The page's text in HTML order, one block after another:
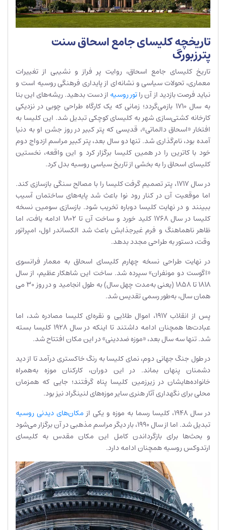
تاریخچه کلیسای جامع اسحاق سنت
پترزبورگ
تاریخ کلیسای جامع اسحاق، روایت پر فراز و نشیبی از تغییرات
معماری، تحولات سیاسی و نشانه‌ای از پایداری فرهنگی روسیه است و
نباید فرصت بازدید از آن راتور روسيه از دست بدهید. ریشه‌های این بنا
به سال ۱۷۱۰ بازمی‌گردد؛ زمانی که یک کارگاه طراحی چوبی در نزدیکی
کارخانه کشتی‌سازی شهر به کلیسای کوچکی تبدیل شد. این کلیسا به
افتخار «اسحاق دالماتی»، قدیسی که پتر کبیر در روز جشن او به دنیا
آمده بود، نام‌گذاری شد. تنها دو سال بعد، پتر کبیر مراسم ازدواج دوم
خود با کاترین را در همین کلیسا برگزار کرد و این واقعه، نخستین
کلیسای اسحاق را به بخشی از تاریخ سیاسی روسیه بدل کرد.
در سال ۱۷۱۷، پتر تصمیم گرفت کلیسا را با مصالح سنگی بازسازی کند.
اما موقعیت آن در کنار رود نوا باعث شد پایه‌های ساختمان آسیب
ببینند و در نهایت کلیسا دوباره تخریب شود. بازسازی سومین نسخه‌
کلیسا در سال ۱۷۶۸ کلید خورد و ساخت آن تا ۱۸۰۲ ادامه یافت، اما
ظاهر ناهماهنگ و فرم غیرجذابش باعث شد الکساندر اول، امپراتور
وقت، دستور به طراحی مجدد بدهد.
در نهایت طراحی نسخه چهارم کلیسای اسحاق به معمار فرانسوی
«اگوست دو مونفران» سپرده شد. ساخت این شاهکار عظیم، از سال
۱۸۱۸ تا ۱۸۵۸ (یعنی به‌مدت چهل سال) به طول انجامید و در روز ۳۰ می
همان سال، به‌طور رسمی تقدیس شد.
پس از انقلاب ۱۹۱۷، اموال طلایی و نقره‌ای کلیسا مصادره شد، اما
عبادت‌ها همچنان ادامه داشتند تا اینکه در سال ۱۹۲۸ کلیسا بسته
شد. تنها سه سال بعد، «موزه ضد‌دینی» در این مکان افتتاح شد.
در طول جنگ جهانی دوم، نمای کلیسا به رنگ خاکستری درآمد تا از دید
دشمنان پنهان بماند. در این دوران، کارکنان موزه به‌همراه
خانواده‌هایشان در زیرزمین کلیسا پناه گرفتند؛ جایی که همزمان
محلی برای نگهداری آثار هنری سایر موزه‌های لنینگراد نیز بود.
در سال ۱۹۴۸، کلیسا رسما به موزه و یکی از
مکان‌های دیدنی روسیه
تبدیل شد. اما از سال ۱۹۹۰، بار دیگر مراسم مذهبی در آن برگزار می‌شود
و بحث‌ها برای بازگرداندن کامل این مکان مقدس به کلیسای
ارتدوکس روسیه همچنان ادامه دارد.